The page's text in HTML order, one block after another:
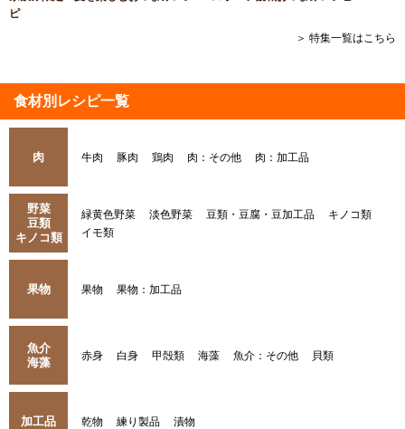
ピ
＞ 特集一覧はこちら
食材別レシピ一覧
肉 牛肉 豚肉 鶏肉 肉：その他 肉：加工品
野菜
豆類
キノコ類
緑黄色野菜 淡色野菜 豆類・豆腐・豆加工品
キノコ類
イモ類
果物 果物 果物：加工品
魚介
海藻
赤身 白身 甲殻類 海藻 魚介：その他 貝類
加工品 乾物 練り製品 漬物